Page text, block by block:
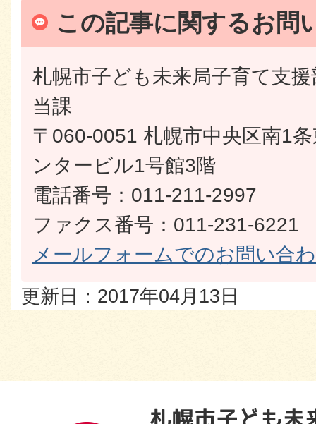
この記事に関するお問
札幌市子ども未来局子育て支
当課
〒060-0051 札幌市中央区南1
ンタービル1号館3階
電話番号：011-211-2997
ファクス番号：011-231-6221
メールフォームでのお問い合
更新日：2017年04月13日